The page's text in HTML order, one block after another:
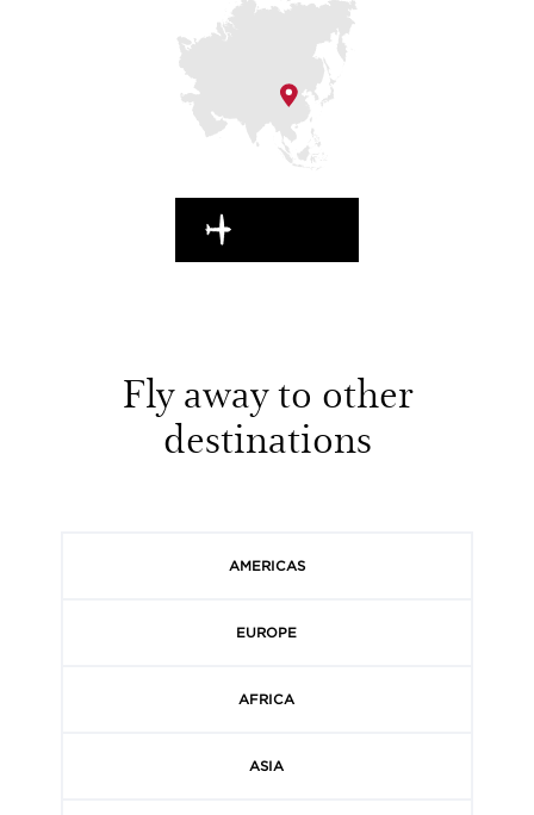
Fly away to other
destinations
AMERICAS
EUROPE
AFRICA
ASIA